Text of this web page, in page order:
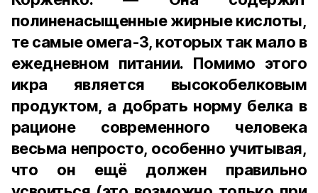
полиненасыщенные жирные кислоты,
те самые омега-3, которых так мало в
ежедневном питании. Помимо этого
икра является высокобелковым
продуктом, а добрать норму белка в
рационе современного человека
весьма непросто, особенно учитывая,
что он ещё должен правильно